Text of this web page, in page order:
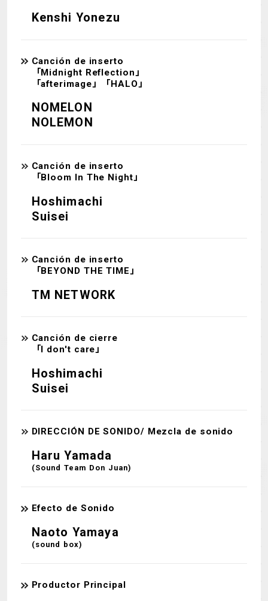
Kenshi Yonezu
Canción de inserto
「Midnight Reflection」
「afterimage」「HALO」
NOMELON
NOLEMON
Canción de inserto
「Bloom In The Night」
Hoshimachi
Suisei
Canción de inserto
「BEYOND THE TIME」
TM NETWORK
Canción de cierre
「I don't care」
Hoshimachi
Suisei
DIRECCIÓN DE SONIDO/ Mezcla de sonido
Haru Yamada
(Sound Team Don Juan)
Efecto de Sonido
Naoto Yamaya
(sound box)
Productor Principal